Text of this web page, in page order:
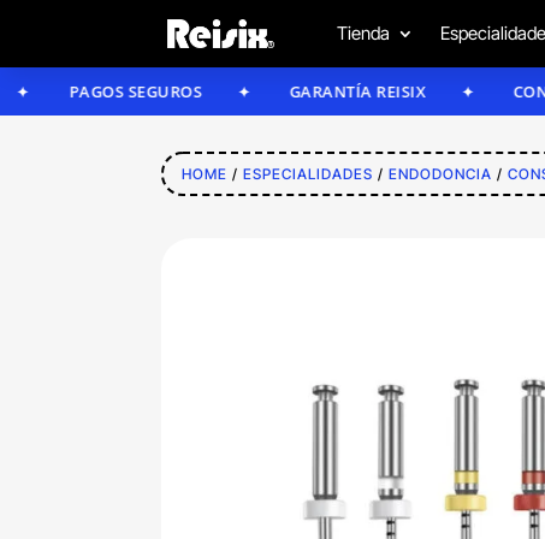
Tienda
PAGOS SEGUROS GARANTÍA REISIX CONFÍA
HOME /ESPECIALIDADES /ENDODONCIA /